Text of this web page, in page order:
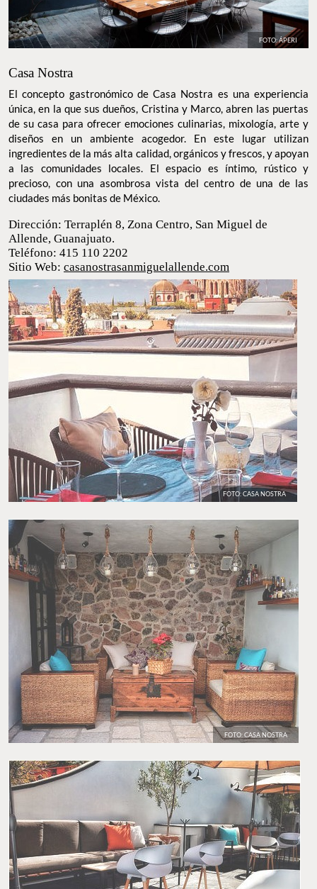
Casa Nostra
El concepto gastronómico de Casa Nostra es una experiencia
única, en la que sus dueños, Cristina y Marco, abren las puertas
de su casa para ofrecer emociones culinarias, mixología, arte y
diseños en un ambiente acogedor. En este lugar utilizan
ingredientes de la más alta calidad, orgánicos y frescos, y apoyan
a las comunidades locales. El espacio es íntimo, rústico y
precioso, con una asombrosa vista del centro de una de las
Dirección: Terraplén 8, Zona Centro, San Miguel
de Allende, Guanajuato.
Teléfono: 415 110 2202
Sitio Web:casanostrasanmiguelallende.com